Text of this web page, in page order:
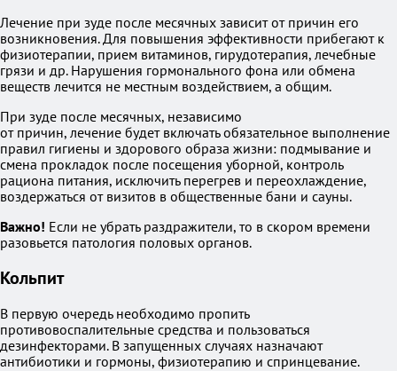
Лечение при зуде после месячных зависит от причин его
возникновения. Для повышения эффективности прибегают к
физиотерапии, прием витаминов, гирудотерапия, лечебные
грязи и др. Нарушения гормонального фона или обмена
веществ лечится не местным воздействием, а общим.
При зуде после месячных, независимо
от причин, лечение будет включать обязательное выполнение
правил гигиены и здорового образа жизни: подмывание и
смена прокладок после посещения уборной, контроль
рациона питания, исключить перегрев и переохлаждение,
воздержаться от визитов в общественные бани и сауны.
Важно! Если не убрать раздражители, то в скором времени
разовьется патология половых органов.
Кольпит
В первую очередь необходимо пропить
противовоспалительные средства и пользоваться
дезинфекторами. В запущенных случаях назначают
антибиотики и гормоны, физиотерапию и спринцевание.